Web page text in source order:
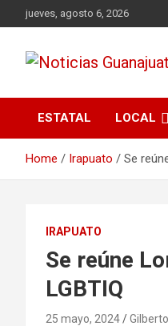
to
jueves, agosto 6, 2026
Noticias
ESTATAL LOCAL
Home Irapuato Se
IRAPUATO
Se reúne
LGBTIQ
25 mayo, 2024